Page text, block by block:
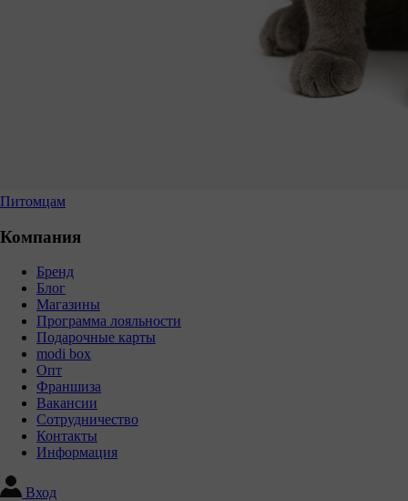
Питомцам
Компания
Бренд
Блог
Магазины
Программа лояльности
Подарочные карты
modi box
Опт
Франшиза
Вакансии
Сотрудничество
Контакты
Информация
Вход